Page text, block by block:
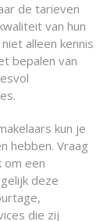
de tarieven
van hun
alleen kennis
bepalen van
kun je
hebben. Vraag
om een
deze
die zij